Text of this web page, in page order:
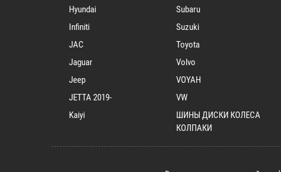
Hyundai
Infiniti
JAC
Jaguar
Jeep
JETTA 2019-
Kaiyi
Subaru
Suzuki
Toyota
Volvo
VOYAH
VW
ШИНЫ ДИСКИ КОЛЕСА
КОЛПАКИ